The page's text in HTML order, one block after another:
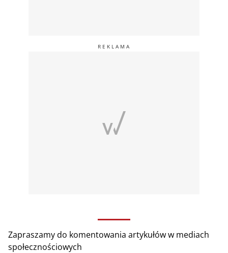
Zapraszamy do komentowania artykułów w mediach
społecznościowych